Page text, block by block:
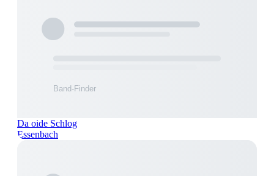
Da oide Schlog
Essenbach